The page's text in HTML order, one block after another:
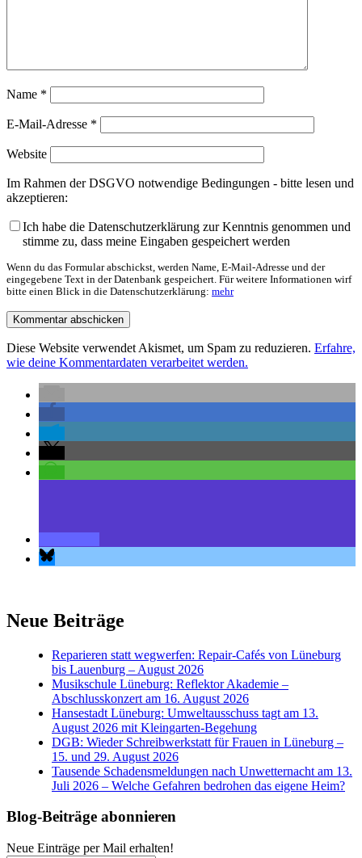
Name *
E-Mail-Adresse *
Website
Im Rahmen der DSGVO notwendige Bedingungen - bitte lesen und
akzeptieren:
Ich habe die Datenschutzerklärung zur Kenntnis genommen und
stimme zu, dass meine Eingaben gespeichert werden
Wenn du das Formular abschickst, werden Name, E-Mail-Adresse und der
eingegebene Text in der Datenbank gespeichert. Für weitere Informationen wirf
bitte einen Blick in die Datenschutzerklärung: mehr
Diese Website verwendet Akismet, um Spam zu reduzieren. Erfahre,
wie deine Kommentardaten verarbeitet werden.
Neue Beiträge
Reparieren statt wegwerfen: Repair-Cafés von Lüneburg
bis Lauenburg – August 2026
Musikschule Lüneburg: Reflektor Akademie –
Abschlusskonzert am 16. August 2026
Hansestadt Lüneburg: Umweltausschuss tagt am 13.
August 2026 mit Kleingarten-Begehung
DGB: Wieder Schreibwerkstatt für Frauen in Lüneburg –
15. und 29. August 2026
Tausende Schadensmeldungen nach Unwetternacht am 13.
Juli 2026 – Welche Gefahren bedrohen das eigene Heim?
Blog-Beiträge abonnieren
Neue Einträge per Mail erhalten!